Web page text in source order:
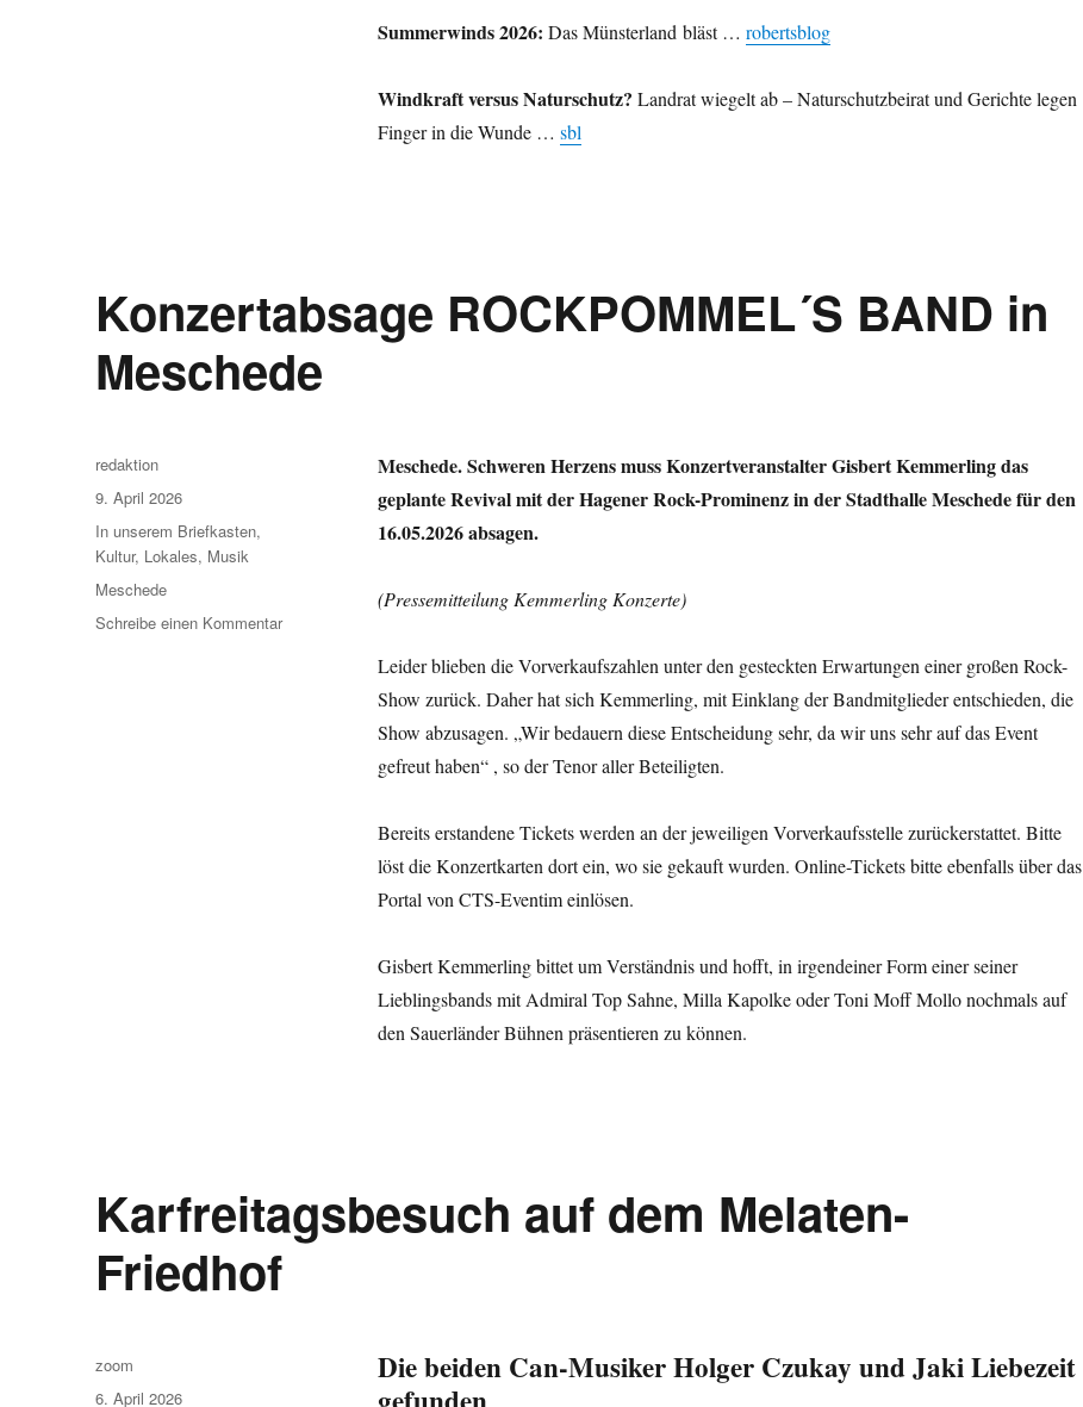
Summerwinds 2026: Das Münsterland bläst … robertsblog
Windkraft versus Naturschutz? Landrat wiegelt ab – Naturschutzbeirat und Gerichte legen
Finger in die Wunde … sbl
Konzertabsage ROCKPOMMEL´S BAND in
Meschede
Meschede. Schweren Herzens muss Konzertveranstalter Gisbert Kemmerling das
geplante Revival mit der Hagener Rock-Prominenz in der Stadthalle Meschede für den
16.05.2026 absagen.
(Pressemitteilung Kemmerling Konzerte)
Leider blieben die Vorverkaufszahlen unter den gesteckten Erwartungen einer großen Rock-
Show zurück. Daher hat sich Kemmerling, mit Einklang der Bandmitglieder entschieden, die
Show abzusagen. „Wir bedauern diese Entscheidung sehr, da wir uns sehr auf das Event
gefreut haben“ , so der Tenor aller Beteiligten.
Bereits erstandene Tickets werden an der jeweiligen Vorverkaufsstelle zurückerstattet. Bitte
löst die Konzertkarten dort ein, wo sie gekauft wurden. Online-Tickets bitte ebenfalls über das
Portal von CTS-Eventim einlösen.
Gisbert Kemmerling bittet um Verständnis und hofft, in irgendeiner Form einer seiner
Lieblingsbands mit Admiral Top Sahne, Milla Kapolke oder Toni Moff Mollo nochmals auf
den Sauerländer Bühnen präsentieren zu können.
Autor
redaktion
Veröffentlicht
am
9. April 2026
Kategorien
In unserem Briefkasten,
Kultur, Lokales, Musik
Schlagwörter
Meschede
Schreibe einen Kommentarzu
ROCKPOMMEL
Karfreitagsbesuch auf dem Melaten-
Friedhof
Die beiden Can-Musiker Holger Czukay und Jaki Liebezeit
Autor
zoom
Veröffentlicht
6. April 2026